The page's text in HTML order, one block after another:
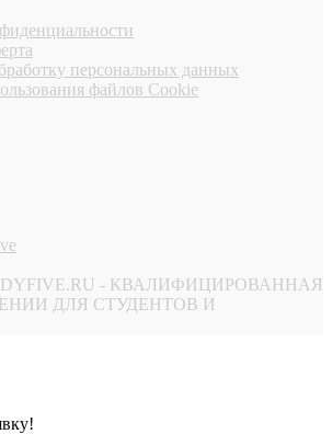
персональных данных
файлов Cookie
- КВАЛИФИЦИРОВАННАЯ
ДЛЯ СТУДЕНТОВ И